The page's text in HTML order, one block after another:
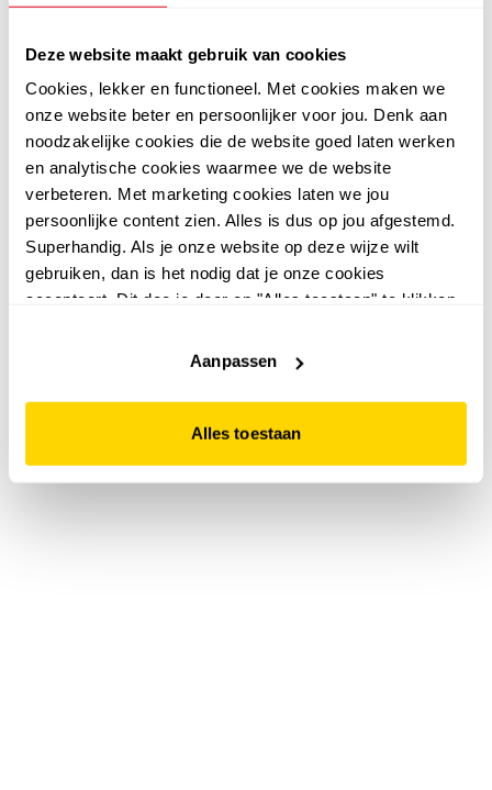
Deze website maakt gebruik van cookies
Cookies, lekker en functioneel. Met cookies maken we
onze website beter en persoonlijker voor jou. Denk aan
noodzakelijke cookies die de website goed laten werken
en analytische cookies waarmee we de website
verbeteren. Met marketing cookies laten we jou
persoonlijke content zien. Alles is dus op jou afgestemd.
Superhandig. Als je onze website op deze wijze wilt
gebruiken, dan is het nodig dat je onze cookies
accepteert. Dit doe je door op "Alles toestaan" te klikken.
website niet optimaal functioneert.
Aanpassen
Alles toestaan